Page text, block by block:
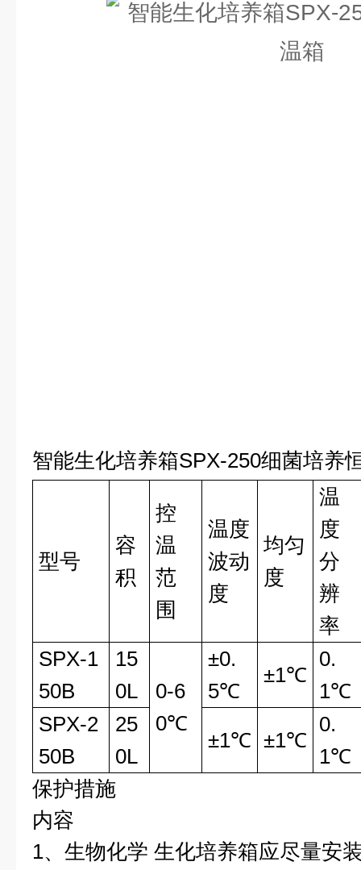
智能生化培养箱SPX-250细菌培养
型号
容
积
控
温
范
围
温度
波动
度
均匀
度
温
度
分
辨
率
SPX-1
50B
15
0L
0-6
0℃
±0.
5℃
±1℃
0.
1℃
SPX-2
50B
25
0L
±1℃ ±1℃
0.
1℃
保护措施
内容
1、生物化学 生化培养箱应尽量安